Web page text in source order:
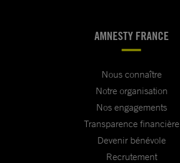
AMNESTY FRANCE
Nous connaître
Notre organisation
Nos engagements
Transparence financière
Devenir bénévole
Recrutement